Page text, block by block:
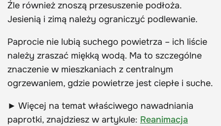
Źle również znoszą przesuszenie podłoża.
Jesienią i zimą należy ograniczyć podlewanie.
Paprocie nie lubią suchego powietrza – ich liście
należy zraszać miękką wodą. Ma to szczególne
znaczenie w mieszkaniach z centralnym
ogrzewaniem, gdzie powietrze jest ciepłe i suche.
► Więcej na temat właściwego nawadniania
paprotki, znajdziesz w artykule: Reanimacja